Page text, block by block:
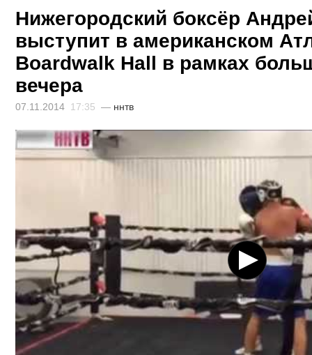
Нижегородский боксёр
выступит в американском
Boardwalk Hall в рамках
вечера
07.11.2014 17:35 — ннтв